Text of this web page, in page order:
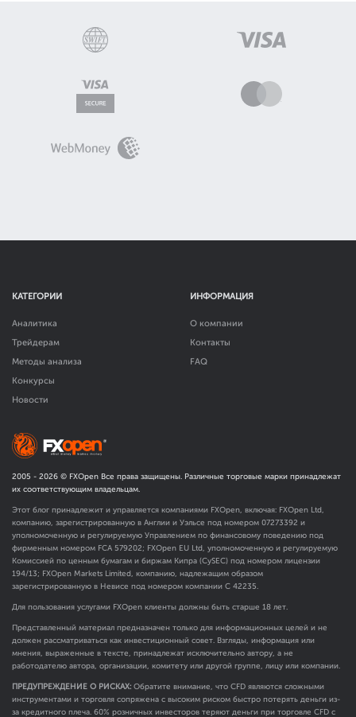
КАТЕГОРИИ
Аналитика
Трейдерам
Методы анализа
Конкурсы
Новости
ИНФОРМАЦИЯ
О компании
Контакты
FAQ
2005 - 2026 © FXOpen Все права защищены. Различные торговые марки принадлежат
их соответствующим владельцам.
Этот блог принадлежит и управляется компаниями FXOpen, включая: FXOpen Ltd,
компанию, зарегистрированную в Англии и Уэльсе под номером 07273392 и
уполномоченную и регулируемую Управлением по финансовому поведению под
фирменным номером FCA 579202; FXOpen EU Ltd, уполномоченную и регулируемую
Комиссией по ценным бумагам и биржам Кипра (CySEC) под номером лицензии
194/13; FXOpen Markets Limited, компанию, надлежащим образом
зарегистрированную в Невисе под номером компании C 42235.
Для пользования услугами FXOpen клиенты должны быть старше 18 лет.
Представленный материал предназначен только для информационных целей и не
должен рассматриваться как инвестиционный совет. Взгляды, информация или
мнения, выраженные в тексте, принадлежат исключительно автору, а не
работодателю автора, организации, комитету или другой группе, лицу или компании.
ПРЕДУПРЕЖДЕНИЕ О РИСКАХ: Обратите внимание, что CFD являются сложными
инструментами и торговля сопряжена с высоким риском быстро потерять деньги из-
за кредитного плеча. 60% розничных инвесторов теряют деньги при торговле CFD с